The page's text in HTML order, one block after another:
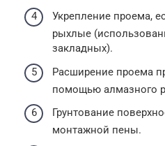
Укрепление проема,
рыхлые
закладных).
Расширение проема
помощью алмазного
Грунтование
монтажной пены.